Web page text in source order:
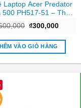
Laptop Acer Predator
500 PH517-51 – Thay
giá tốt TPHCM
Giá
là:
₫600,000.
₫300,000Giá
tại
VÀO GIỎ HÀNG